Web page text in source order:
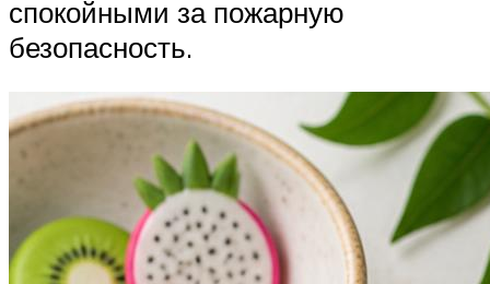
спокойными за пожарную
безопасность.